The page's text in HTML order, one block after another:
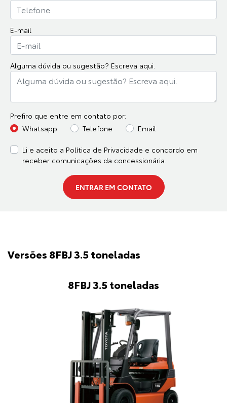
E-mail
Alguma dúvida ou sugestão? Escreva aqui.
Prefiro que entre em contato por:
Whatsapp
Telefone Email
Li e aceito a Política de Privacidade e concordo em
receber comunicações da concessionária.
ENTRAR EM CONTATO
Versões 8FBJ 3.5 toneladas
8FBJ 3.5 toneladas